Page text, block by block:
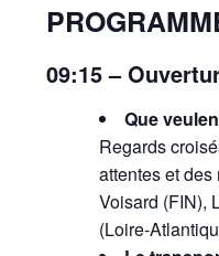
09:15 –
Que
Regards
attentes et
Voisard (FIN),
(Loire-